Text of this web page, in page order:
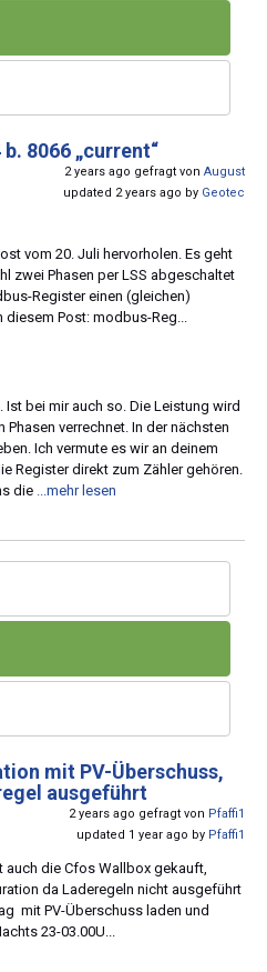
8066 „current“
2 years ago gefragt von August
updated 2 years ago by Geotec
vom 20. Juli hervorholen. Es geht
zwei Phasen per LSS abgeschaltet
Register einen (gleichen)
diesem Post: modbus-Reg...
bei mir auch so. Die Leistung wird
verrechnet. In der nächsten
Ich vermute es wir an deinem
Register direkt zum Zähler gehören.
die ...mehr lesen
mit PV-Überschuss,
ausgeführt
2 years ago gefragt von Pfaffi1
updated 1 year ago by Pfaffi1
die Cfos Wallbox gekauft,
da Laderegeln nicht ausgeführt
mit PV-Überschuss laden und
23-03.00U...